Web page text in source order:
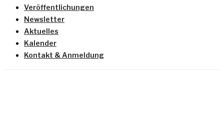
Veröffentlichungen
Newsletter
Aktuelles
Kalender
Kontakt & Anmeldung